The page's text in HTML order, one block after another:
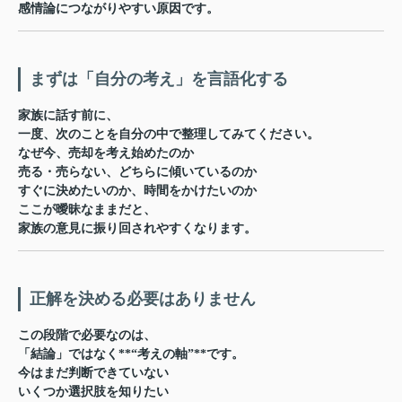
感情論につながりやすい原因です。
まずは「自分の考え」を言語化する
家族に話す前に、
一度、次のことを自分の中で整理してみてください。
なぜ今、売却を考え始めたのか
売る・売らない、どちらに傾いているのか
すぐに決めたいのか、時間をかけたいのか
ここが曖昧なままだと、
家族の意見に振り回されやすくなります。
正解を決める必要はありません
この段階で必要なのは、
「結論」ではなく**“考えの軸”**です。
今はまだ判断できていない
いくつか選択肢を知りたい